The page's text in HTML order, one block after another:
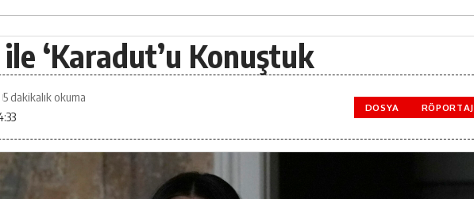
‘Karadut’u Konuştuk
5 dakikalık okuma
DOSYA RÖPORTAJ